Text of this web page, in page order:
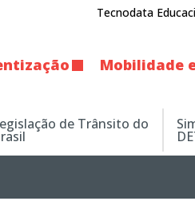
Tecnodata
Mobilidade
de Trânsito do